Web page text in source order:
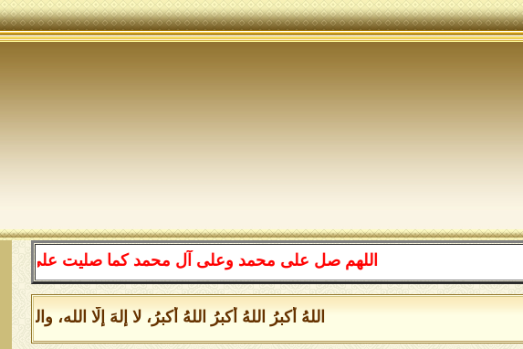
اللهم صل على محمد وعلى آل محمد كما صليت على إبراهيم
اللهُ أكبرُ اللهُ أكبرُ اللهُ أكبرُ، لا إلهَ إلَّا الله،